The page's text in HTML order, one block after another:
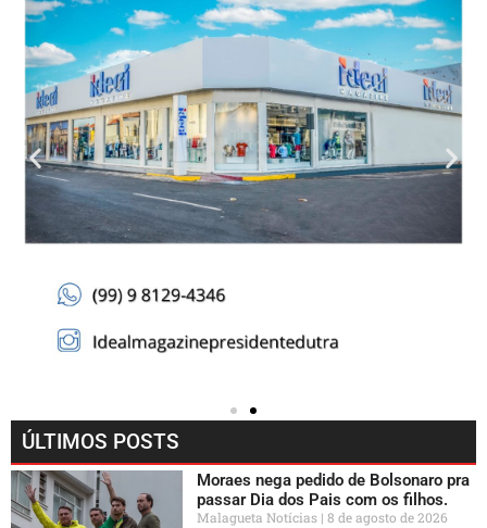
ÚLTIMOS POSTS
Moraes nega pedido de Bolsonaro pra
passar Dia dos Pais com os filhos.
Malagueta Notícias 8 de agosto de 2026